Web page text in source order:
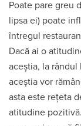
Poate pare greu
lipsa ei) poate
întregul
Dacă ai o
aceștia, la rândul
aceștia vor
asta este rețeta
atitudine